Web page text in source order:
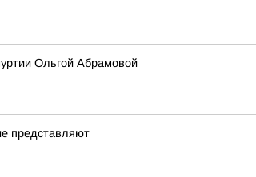
Ольгой Абрамовой
представляют